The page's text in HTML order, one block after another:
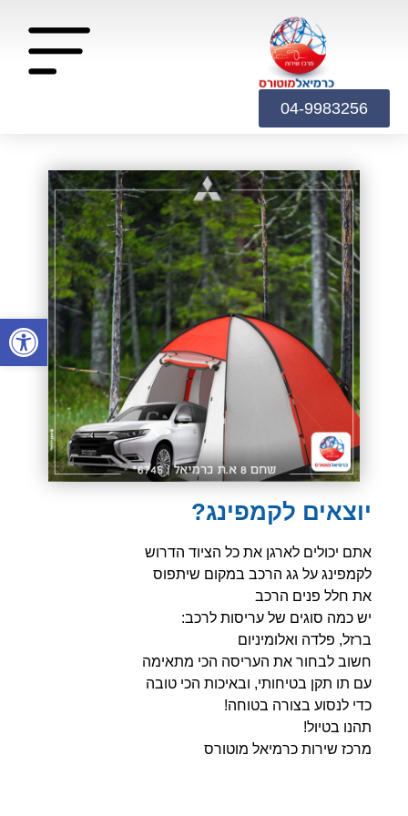
04-9983256
יוצאים לקמפינג?
אתם יכולים לארגן את כל הציוד הדרוש
לקמפינג על גג הרכב במקום שיתפוס
את חלל פנים הרכב
יש כמה סוגים של עריסות לרכב:
ברזל, פלדה ואלומיניום
חשוב לבחור את העריסה הכי מתאימה
עם תו תקן בטיחותי, ובאיכות הכי טובה
כדי לנסוע בצורה בטוחה!
תהנו בטיול!
מרכז שירות כרמיאל מוטורס